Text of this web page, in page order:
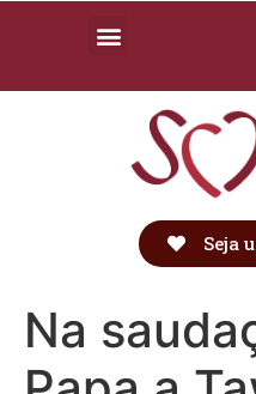
Seja
Na